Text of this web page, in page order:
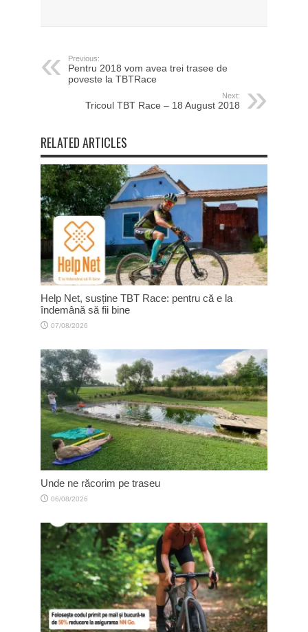
Previous:
Pentru 2018 vom avea trei trasee de
poveste la TBTRace
Next:
Tricoul TBT Race – 18 August 2018
RELATED ARTICLES
Help Net, susține TBT Race: pentru că e la
îndemână să fii bine
07/08/2026
Unde ne răcorim pe traseu
06/08/2026